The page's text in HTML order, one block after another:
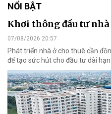
NỔI BẬT
Khơi thông đầu tư nhà
07/08/2026 20:57
Phát triển nhà ở cho thuê cần
để tạo sức hút cho đầu tư dài hạn.